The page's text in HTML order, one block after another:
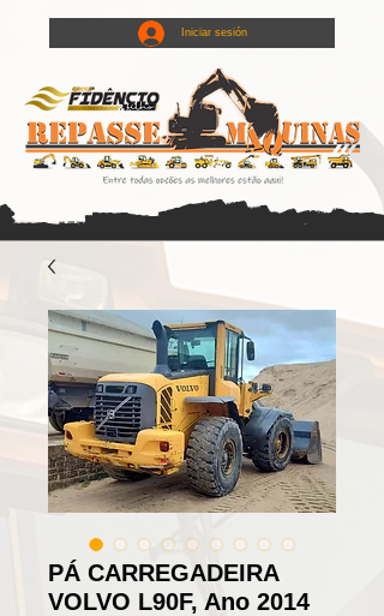
Iniciar sesión
PÁ CARREGADEIRA
VOLVO L90F, Ano 2014